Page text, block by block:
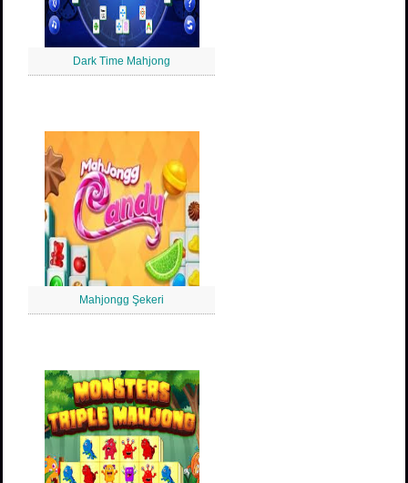
Dark Time Mahjong
Mahjongg Şekeri